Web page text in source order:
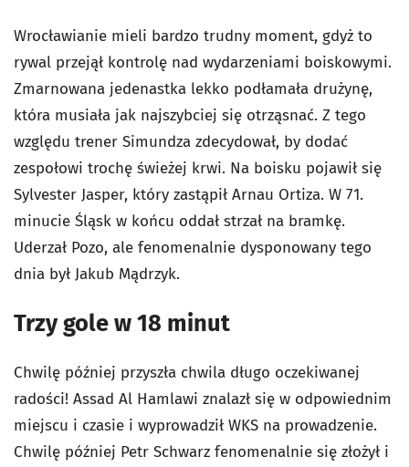
Wrocławianie mieli bardzo trudny moment, gdyż to
rywal przejął kontrolę nad wydarzeniami boiskowymi.
Zmarnowana jedenastka lekko podłamała drużynę,
która musiała jak najszybciej się otrząsnać. Z tego
względu trener Simundza zdecydował, by dodać
zespołowi trochę świeżej krwi. Na boisku pojawił się
Sylvester Jasper, który zastąpił Arnau Ortiza. W 71.
minucie Śląsk w końcu oddał strzał na bramkę.
Uderzał Pozo, ale fenomenalnie dysponowany tego
dnia był Jakub Mądrzyk.
Trzy gole w 18 minut
Chwilę później przyszła chwila długo oczekiwanej
radości! Assad Al Hamlawi znalazł się w odpowiednim
miejscu i czasie i wyprowadził WKS na prowadzenie.
Chwilę później Petr Schwarz fenomenalnie się złożył i